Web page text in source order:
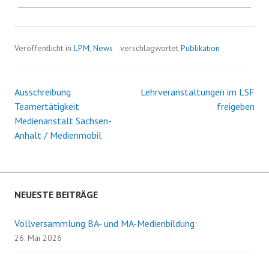
Veröffentlicht in LPM, News verschlagwortet Publikation
Beitrags-
Navigation
Ausschreibung
Teamertätigkeit
Medienanstalt Sachsen-
Anhalt / Medienmobil
Lehrveranstaltungen im LSF
freigeben
NEUESTE BEITRÄGE
Vollversammlung BA- und MA-Medienbildung:
26. Mai 2026